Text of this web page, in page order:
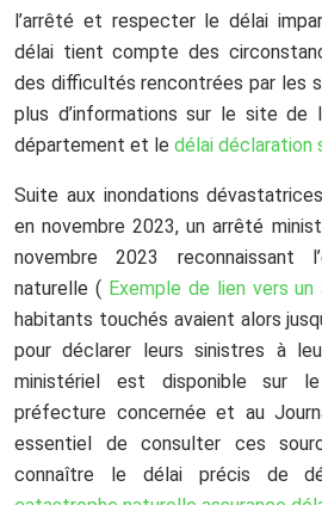
l’arrêté et respecter le délai
délai tient compte des
des difficultés rencontrées par les
plus d’informations sur le site
département et le délai déclaration
Suite aux inondations
en novembre 2023, un arrêté
novembre 2023 reconnaissant
naturelle ( Exemple de lien vers
habitants touchés avaient alors
pour déclarer leurs sinistres à
ministériel est disponible sur
préfecture concernée et au
essentiel de consulter ces
connaître le délai précis de